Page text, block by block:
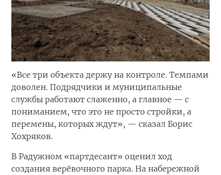
«Все три объекта держу на контроле. Темпами
доволен. Подрядчики и муниципальные
службы работают слаженно, а главное — с
пониманием, что это не просто стройки, а
перемены, которых ждут», — сказал Борис
Хохряков.
В Радужном «партдесант» оценил ход
создания верёвочного парка. На набережной